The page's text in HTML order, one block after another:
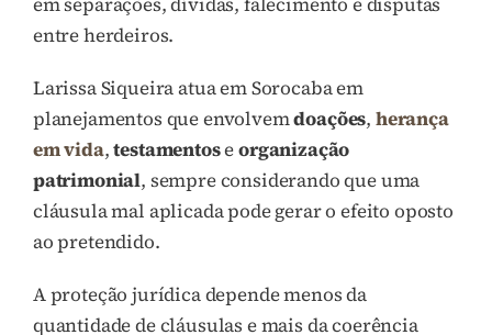
entre herdeiros.
Larissa Siqueira atua em Sorocaba em
planejamentos que envolvemdoações, herança
em vida,testamentoseorganização
patrimonial, sempre considerando que uma
cláusula mal aplicada pode gerar o efeito oposto
ao pretendido.
A proteção jurídica depende menos da
quantidade de cláusulas e mais da coerência